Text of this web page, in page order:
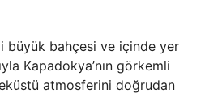
büyük bahçesi ve içinde yer
Kapadokya’nın görkemli
atmosferini doğrudan